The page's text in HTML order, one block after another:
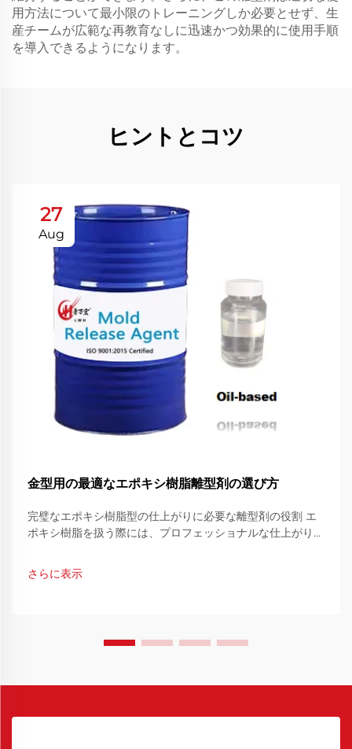
用方法について最小限のトレーニングしか必要とせず、生
産チームが広範な再教育なしに迅速かつ効果的に使用手順
を導入できるようになります。
ヒントとコツ
27
Aug
金型用の最適なエポキシ樹脂離型剤の選び方
完璧なエポキシ樹脂型の仕上がりに必要な離型剤の役割 エ
ポキシ樹脂を扱う際には、プロフェッショナルな仕上がりを
も、エポキシ樹脂用離型剤は、作業対象が...
さらに表示